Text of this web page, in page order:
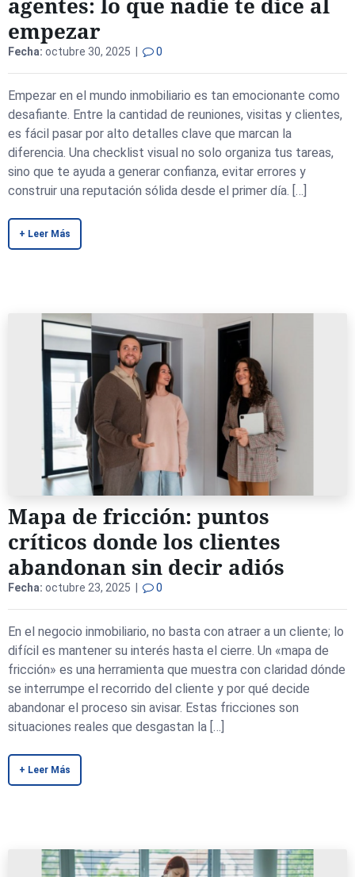
empezar
Fecha: octubre 30, 2025 | 0
Empezar en el mundo inmobiliario es tan emocionante como
desafiante. Entre la cantidad de reuniones, visitas y clientes,
es fácil pasar por alto detalles clave que marcan la
diferencia. Una checklist visual no solo organiza tus tareas,
sino que te ayuda a generar confianza, evitar errores y
construir una reputación sólida desde el primer día. […]
+ Leer Más
Mapa de fricción: puntos
críticos donde los clientes
abandonan sin decir adiós
Fecha: octubre 23, 2025 | 0
En el negocio inmobiliario, no basta con atraer a un cliente; lo
difícil es mantener su interés hasta el cierre. Un «mapa de
fricción» es una herramienta que muestra con claridad dónde
se interrumpe el recorrido del cliente y por qué decide
abandonar el proceso sin avisar. Estas fricciones son
situaciones reales que desgastan la […]
+ Leer Más